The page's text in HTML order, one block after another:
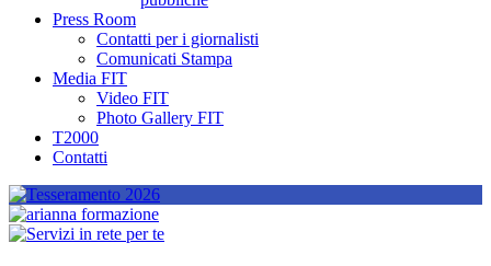
Press Room
Contatti per i giornalisti
Comunicati Stampa
Media FIT
Video FIT
Photo Gallery FIT
T2000
Contatti